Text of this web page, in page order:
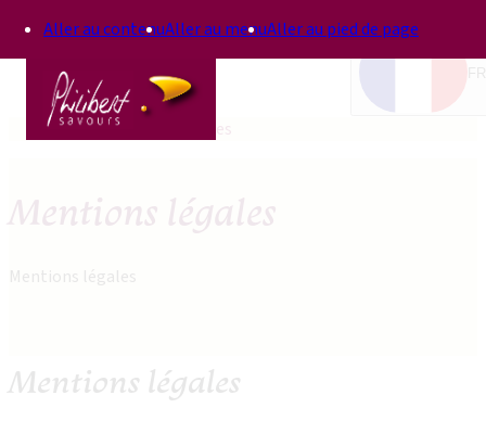
Aller au contenuAller au menuAller au pied de page
Accueil Mentions légales
Mentions légales